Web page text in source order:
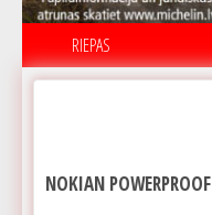
RIEPAS
NOKIAN POWERPROOF